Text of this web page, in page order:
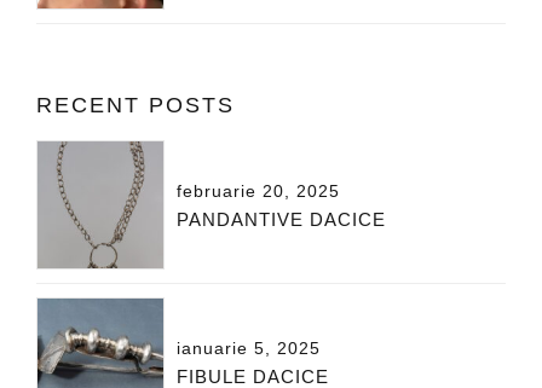
RECENT POSTS
februarie 20, 2025
PANDANTIVE DACICE
ianuarie 5, 2025
FIBULE DACICE